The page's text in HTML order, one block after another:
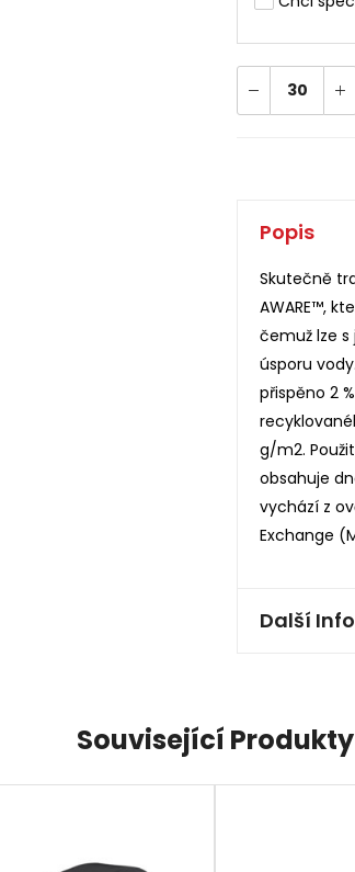
Popis
Skutečně
AWARE™,
čemuž lze
úsporu
přispěno 2
g/m2.
obsahuje
vychází z
Exchange
Další
Související Produkty